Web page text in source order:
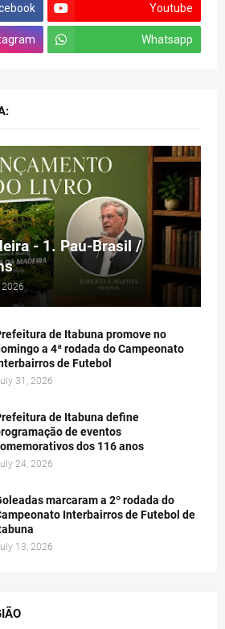
Youtube
Whatsapp
- 1. Pau-Brasil /
de Itabuna promove no
a 4ª rodada do Campeonato
de Futebol
31, 2026
de Itabuna define
de eventos
dos 116 anos
24, 2026
marcaram a 2º rodada do
Interbairros de Futebol de
13, 2026